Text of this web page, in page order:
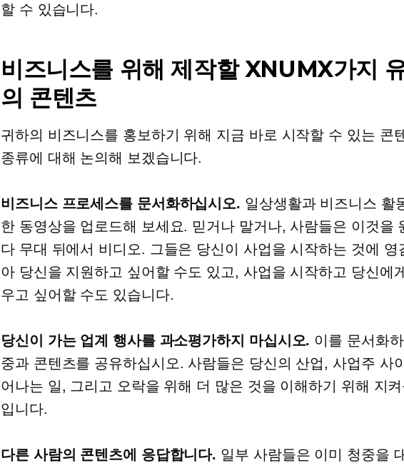
할 수 있습니다.
비즈니스를 위해 제작할 XNUMX가지
의 콘텐츠
귀하의 비즈니스를 홍보하기 위해 지금 바로 시작할 수 있는 콘
종류에 대해 논의해 보겠습니다.
비즈니스 프로세스를 문서화하십시오. 일상생활과 비즈니스 활
한 동영상을 업로드해 보세요. 믿거나 말거나, 사람들은 이것을
다 무대 뒤에서 비디오. 그들은 당신이 사업을 시작하는 것에 영
아 당신을 지원하고 싶어할 수도 있고, 사업을 시작하고 당신에
우고 싶어할 수도 있습니다.
당신이 가는 업계 행사를 과소평가하지 마십시오. 이를 문서화
중과 콘텐츠를 공유하십시오. 사람들은 당신의 산업, 사업주 사
어나는 일, 그리고 오락을 위해 더 많은 것을 이해하기 위해 지켜
입니다.
다른 사람의 콘텐츠에 응답합니다. 일부 사람들은 이미 청중을